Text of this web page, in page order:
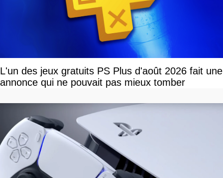
L'un des jeux gratuits PS Plus d'août 2026 fait une
annonce qui ne pouvait pas mieux tomber